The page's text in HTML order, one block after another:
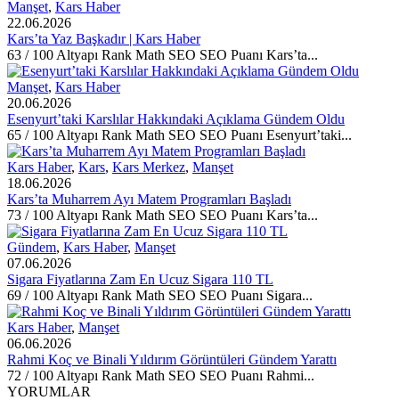
Manşet, Kars Haber
22.06.2026
Kars’ta Yaz Başkadır | Kars Haber
63 / 100 Altyapı Rank Math SEO SEO Puanı Kars’ta...
Manşet, Kars Haber
20.06.2026
Esenyurt’taki Karslılar Hakkındaki Açıklama Gündem Oldu
65 / 100 Altyapı Rank Math SEO SEO Puanı Esenyurt’taki...
Kars Haber, Kars, Kars Merkez, Manşet
18.06.2026
Kars’ta Muharrem Ayı Matem Programları Başladı
73 / 100 Altyapı Rank Math SEO SEO Puanı Kars’ta...
Gündem, Kars Haber, Manşet
07.06.2026
Sigara Fiyatlarına Zam En Ucuz Sigara 110 TL
69 / 100 Altyapı Rank Math SEO SEO Puanı Sigara...
Kars Haber, Manşet
06.06.2026
Rahmi Koç ve Binali Yıldırım Görüntüleri Gündem Yarattı
72 / 100 Altyapı Rank Math SEO SEO Puanı Rahmi...
YORUMLAR